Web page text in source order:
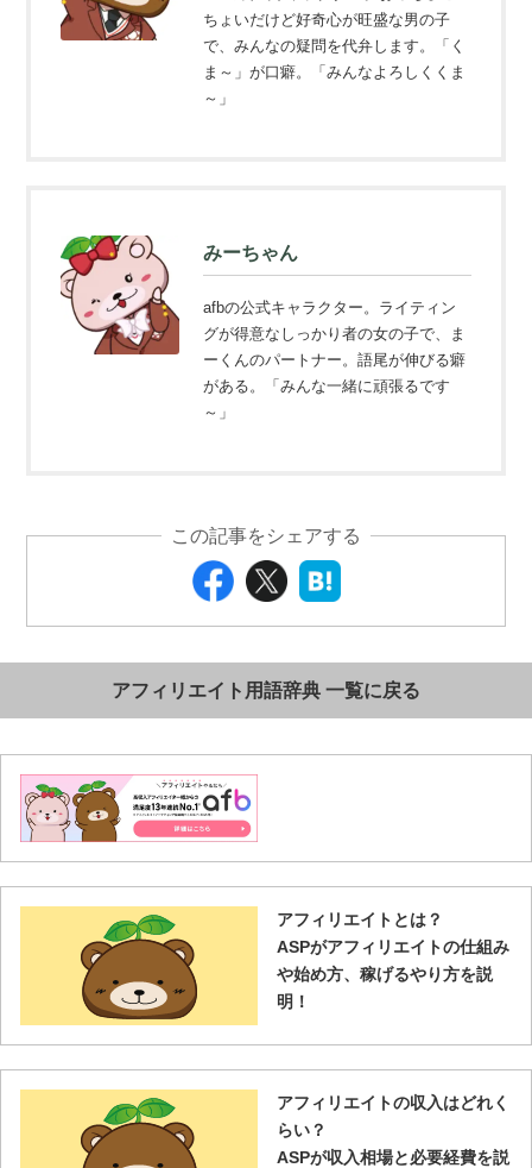
ちょいだけど好奇心が旺盛な男の子
で、みんなの疑問を代弁します。「く
ま～」が口癖。「みんなよろしくくま
～」
みーちゃん
afbの公式キャラクター。ライティン
グが得意なしっかり者の女の子で、ま
ーくんのパートナー。語尾が伸びる癖
がある。「みんな一緒に頑張るです
～」
この記事をシェアする
アフィリエイト用語辞典 一覧に戻る
アフィリエイトとは？
ASPがアフィリエイトの仕組み
や始め方、稼げるやり方を説
明！
アフィリエイトの収入はどれく
らい？
ASPが収入相場と必要経費を説